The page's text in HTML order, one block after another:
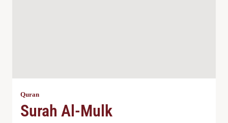
Quran
Surah Al-Mulk